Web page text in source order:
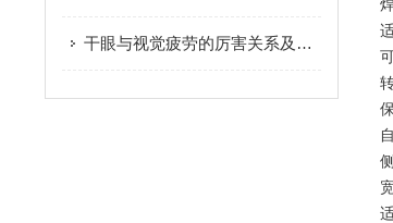
干眼与视觉疲劳的厉害关系及治疗方法